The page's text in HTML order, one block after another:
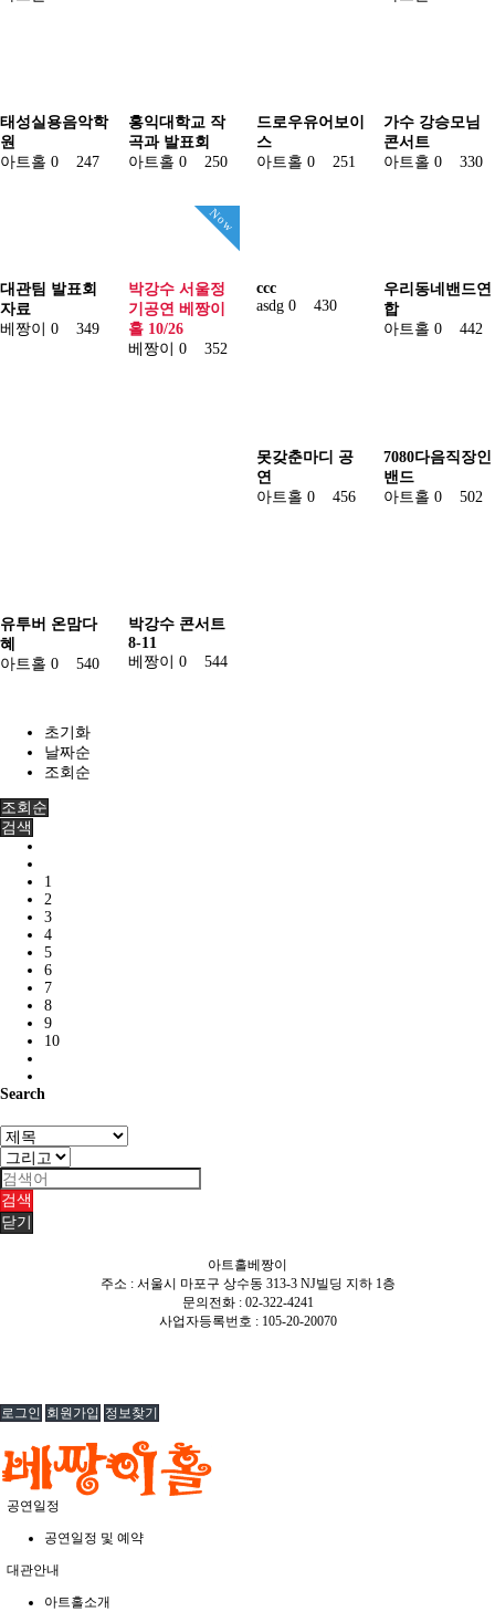
태성실용음악학
원
아트홀 0 247
홍익대학교 작
곡과 발표회
아트홀 0 250
드로우유어보이
스
아트홀 0 251
가수 강승모님
콘서트
아트홀 0330
대관팀 발표회
자료
베짱이
0 349
Now
박강수 서울정
기공연 베짱이
홀 10/26
베짱이
0 352
ccc
asdg 0 430
우리동네밴드연
합
아트홀 0442
못갖춘마디 공
연
아트홀 0 456
7080다음직장인
밴드
아트홀 0502
유투버 온맘다
혜
아트홀 0 540
박강수 콘서트
8-11
베짱이
0 544
초기화
날짜순
조회순
조회순
검색
1
2
3
4
5
6
7
8
9
10
Search
검색
닫기
아트홀베짱이
주소 : 서울시 마포구 상수동 313-3 NJ빌딩 지하 1층
문의전화 : 02-322-4241
사업자등록번호 : 105-20-20070
로그인 회원가입 정보찾기
공연일정
공연일정 및 예약
대관안내
아트홀소개